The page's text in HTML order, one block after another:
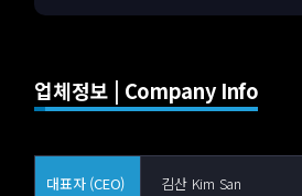
업체정보 | Company Info
대표자 (CEO) 김산 Kim San